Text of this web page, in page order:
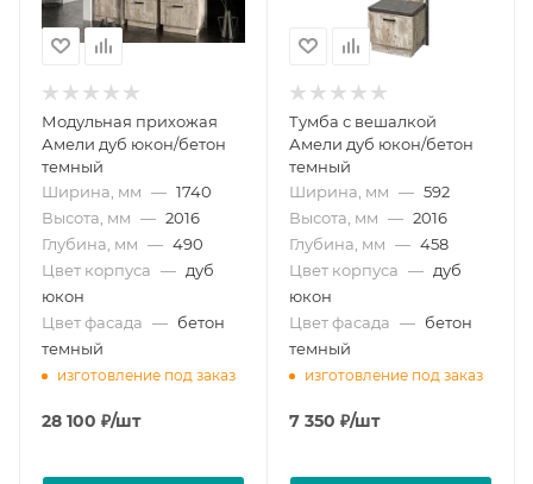
Модульная прихожая
Амели дуб юкон/бетон
темный
Ширина, мм — 1740
Высота, мм — 2016
Глубина, мм — 490
Цвет корпуса — дуб
юкон
Цвет фасада — бетон
темный
изготовление под заказ
28 100 ₽/шт
Тумба с вешалкой
Амели дуб юкон/бетон
темный
Ширина, мм — 592
Высота, мм — 2016
Глубина, мм — 458
Цвет корпуса — дуб
юкон
Цвет фасада — бетон
темный
изготовление под заказ
7 350 ₽/шт